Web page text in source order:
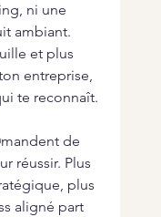
ni une
ambiant.
et plus
entreprise,
te reconnaît.
de
réussir. Plus
plus
aligné part